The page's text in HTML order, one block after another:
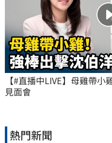
【#直播中LIVE】母雞帶
見面會
熱門新聞